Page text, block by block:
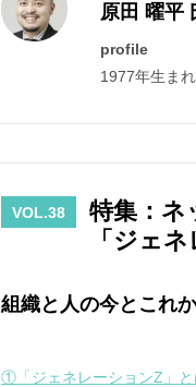
原田 曜平
profile
1977年生ま
VOL.38
特集：ネ
「ジェ
組織と人の今とこれ
①「ジェネレーションZ」